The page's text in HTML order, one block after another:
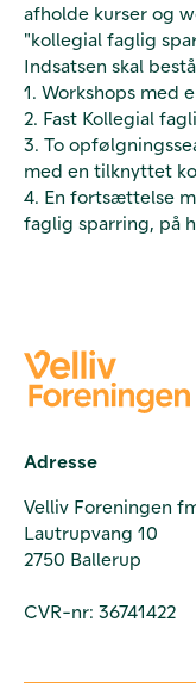
afholde kurser og
"kollegial faglig
Indsatsen skal
1. Workshops med
2. Fast Kollegial
3. To
med en tilknyttet
4. En fortsættelse
faglig sparring, på
Adresse
Velliv Foreningen
Lautrupvang 10
2750 Ballerup
CVR-nr: 36741422